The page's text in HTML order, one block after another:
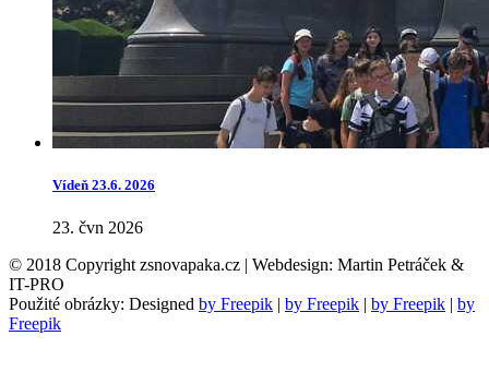
Vídeň 23.6. 2026
23. čvn 2026
© 2018 Copyright zsnovapaka.cz | Webdesign: Martin Petráček &
IT-PRO
Použité obrázky: Designed by Freepik | by Freepik | by Freepik | by
Freepik